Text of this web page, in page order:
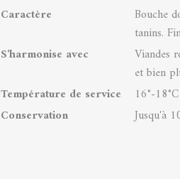
Caractère
Bouche
tanins.
S'harmonise avec
Viandes
et bien
Température de service
16°-18°C
Conservation
Jusqu'à